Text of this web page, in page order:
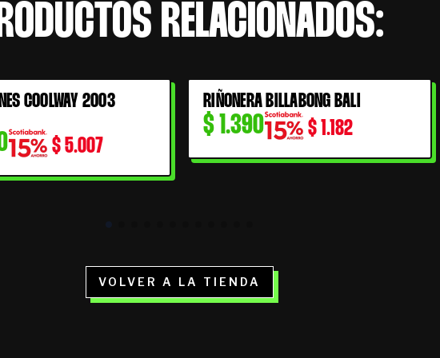
RELACIONADOS:
COOLWAY 2003
$5.007
RIÑONERA BILLABONG BALI
$1.390 $1.182
VOLVER A LA TIENDA